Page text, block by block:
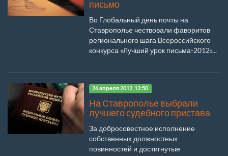
письмо
Во Глобальный день почты на
Ставрополье чествовали фаворитов
регионального шага Всероссийского
конкурса «Лучший урок письма-2012»...
26 апреля 2012, 12:50
На Ставрополье выбрали
лучшего судебного пристава
За добросовестное исполнение
собственных должностных
повинностей и достигнутые